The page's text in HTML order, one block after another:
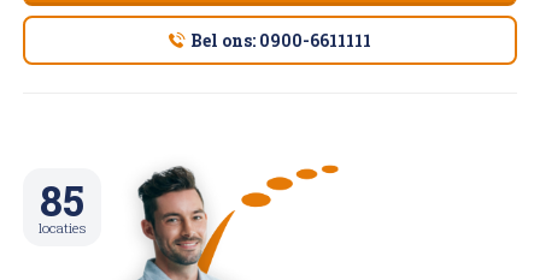
85
locaties
Bel ons: 0900-6611111